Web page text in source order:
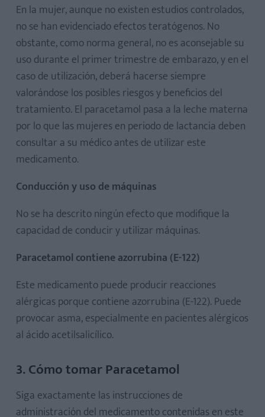
En la mujer, aunque no existen estudios controlados,
no se han evidenciado efectos teratógenos. No
obstante, como norma general, no es aconsejable su
uso durante el primer trimestre de embarazo, y en el
caso de utilización, deberá hacerse siempre
valorándose los posibles riesgos y beneficios del
tratamiento. El paracetamol pasa a la leche materna
por lo que las mujeres en periodo de lactancia deben
consultar a su médico antes de utilizar este
medicamento.
Conducción y uso de máquinas
No se ha descrito ningún efecto que modifique la
capacidad de conducir y utilizar máquinas.
Paracetamol contiene azorrubina (E-122)
Este medicamento puede producir reacciones
alérgicas porque contiene azorrubina (E-122). Puede
provocar asma, especialmente en pacientes alérgicos
al ácido acetilsalicílico.
3. Cómo tomar Paracetamol
Siga exactamente las instrucciones de
administración del medicamento contenidas en este